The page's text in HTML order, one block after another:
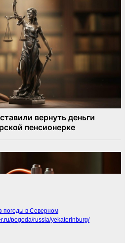
погоды в Северном
pogoda/russia/yekaterinburg/